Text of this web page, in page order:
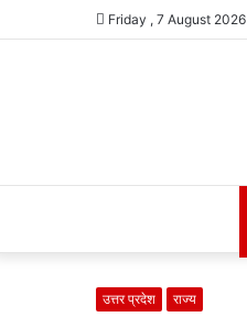
Friday , 7 August 2026
उत्तर प्रदेश राज्य